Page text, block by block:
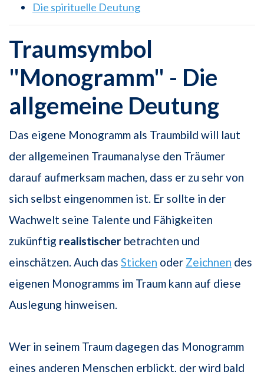
Die spirituelle Deutung
Traumsymbol
"Monogramm" - Die
allgemeine Deutung
Das eigene Monogramm als Traumbild will laut
der allgemeinen Traumanalyse den Träumer
darauf aufmerksam machen, dass er zu sehr von
sich selbst eingenommen ist. Er sollte in der
Wachwelt seine Talente und Fähigkeiten
zukünftig realistischer betrachten und
einschätzen. Auch das Sticken oder Zeichnen des
eigenen Monogramms im Traum kann auf diese
Auslegung hinweisen.
Wer in seinem Traum dagegen das Monogramm
eines anderen Menschen erblickt, der wird bald